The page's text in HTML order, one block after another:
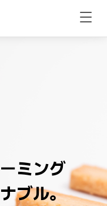
ミング
ブル。